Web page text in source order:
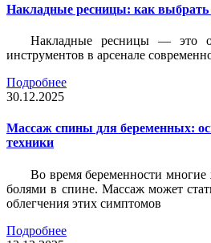
Накладные ресницы: как выбрать
Накладные ресницы — это
инструментов в арсенале
Подробнее
30.12.2025
Массаж спины для беременных:
техники
Во время беременности
болями в спине. Массаж может
облегчения этих симптомов
Подробнее